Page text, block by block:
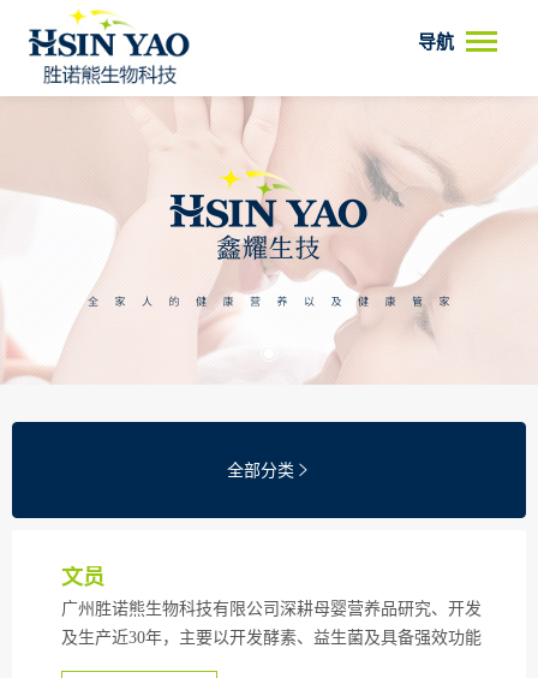
导航
全部分类 
文员
广州胜诺熊生物科技有限公司深耕母婴营养品研究、开发
及生产近30年，主要以开发酵素、益生菌及具备强效功能